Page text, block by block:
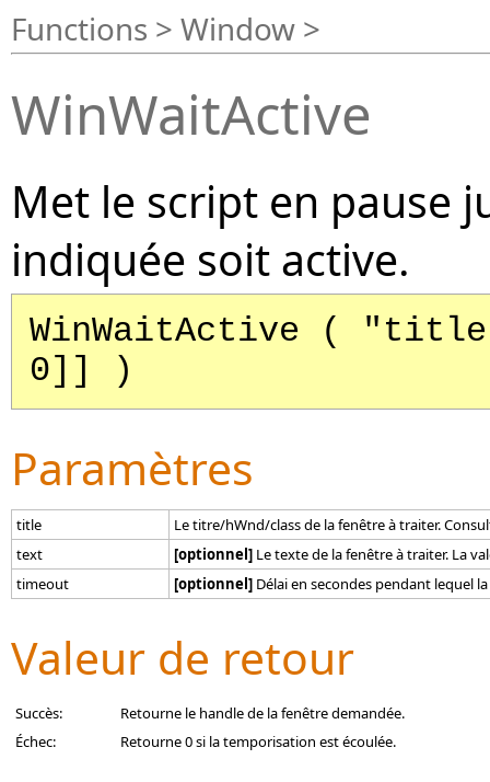
Functions > Window >
WinWaitActive
Met le script en pause
indiquée soit active.
WinWaitActive (
0]] )
Paramètres
title
Le titre/hWnd/class de la fenêtre à traiter.
text
[optionnel] Le texte de la fenêtre à traiter. La
timeout
[optionnel] Délai en secondes pendant lequel
Valeur de retour
Succès:
Retourne le handle de la fenêtre demandée.
Échec:
Retourne 0 si la temporisation est écoulée.